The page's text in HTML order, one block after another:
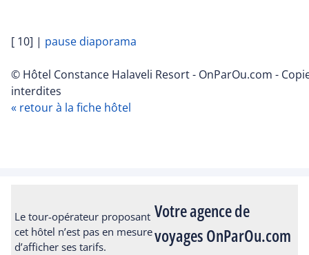
[ 10] | pause diaporama
© Hôtel Constance Halaveli Resort - OnParOu.com -
interdites
« retour à la fiche hôtel
Le tour-opérateur proposant
cet hôtel n’est pas en mesure
d’afficher ses tarifs.
Votre agence de
voyages OnParOu.com